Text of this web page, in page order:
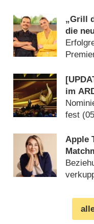
„Grill
die
im
fest
Apple